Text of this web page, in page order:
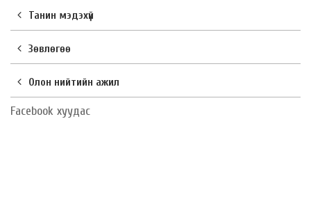
Танин мэдэхүй
Зөвлөгөө
Олон нийтийн ажил
Facebook хуудас